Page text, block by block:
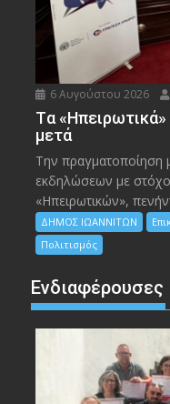
6 Αυγούστου 2026
Tα
μετά
Την πραγματοποίηση
εκδηλώσεων με
«Ηπειρωτικών»,
ΔΗΜΟΣ ΙΩΑΝΝΙΤΩΝ
Πολιτισμός
Ενδιαφέρουσες